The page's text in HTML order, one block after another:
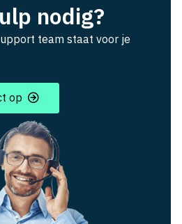
nodig?
team staat voor je
op